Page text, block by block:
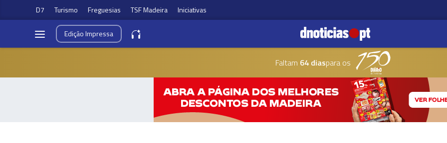
D7 Turismo Freguesias TSF Madeira Iniciativas
EdiçãoImpressa
Faltam 64 diaspara os